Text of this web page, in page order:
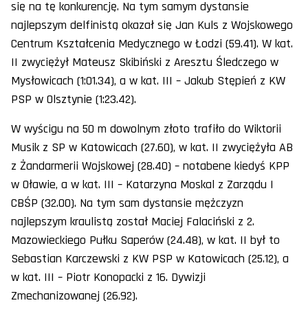
się na tę konkurencję. Na tym samym dystansie
najlepszym delfinistą okazał się Jan Kuls z Wojskowego
Centrum Kształcenia Medycznego w Łodzi (59.41). W kat.
II zwyciężył Mateusz Skibiński z Aresztu Śledczego w
Mysłowicach (1:01.34), a w kat. III – Jakub Stępień z KW
PSP w Olsztynie (1:23.42).
W wyścigu na 50 m dowolnym złoto trafiło do Wiktorii
Musik z SP w Katowicach (27.60), w kat. II zwyciężyła AB
z Żandarmerii Wojskowej (28.40) – notabene kiedyś KPP
w Oławie, a w kat. III – Katarzyna Moskal z Zarządu I
CBŚP (32.00). Na tym sam dystansie mężczyzn
najlepszym kraulistą został Maciej Falaciński z 2.
Mazowieckiego Pułku Saperów (24.48), w kat. II był to
Sebastian Karczewski z KW PSP w Katowicach (25.12), a
w kat. III – Piotr Konopacki z 16. Dywizji
Zmechanizowanej (26.92).